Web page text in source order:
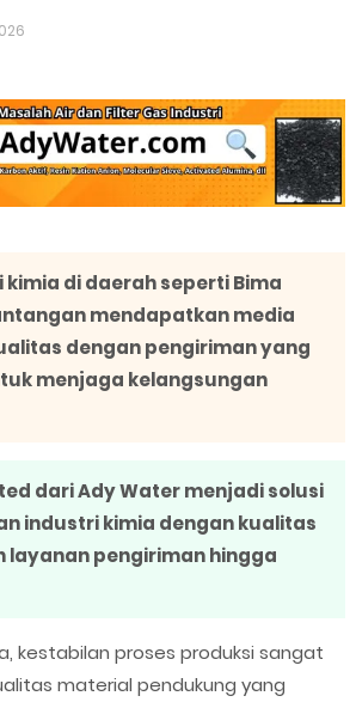
di daerah seperti Bima
mendapatkan media
dengan pengiriman yang
menjaga kelangsungan
dari Ady Water menjadi solusi
industri kimia dengan kualitas
layanan pengiriman hingga
kestabilan proses produksi sangat
material pendukung yang